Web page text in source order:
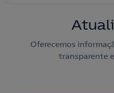
Oferecemos
transparente